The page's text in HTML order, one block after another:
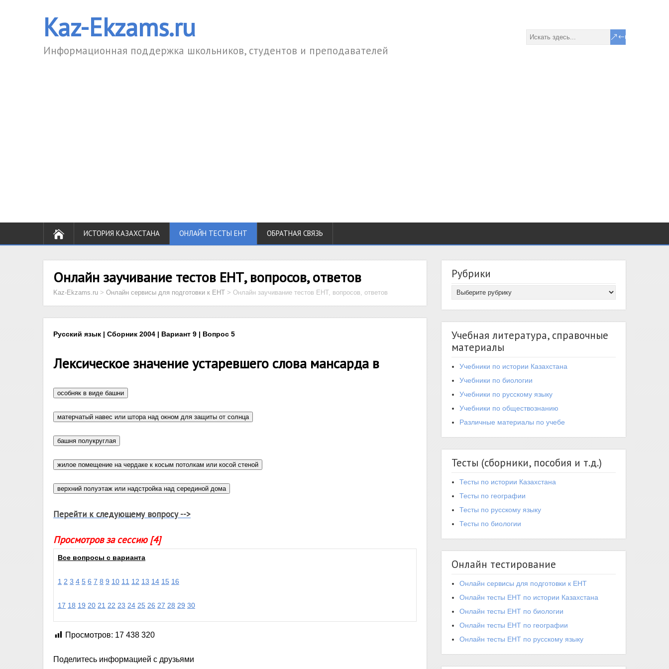
Kaz-Ekzams.ru
Информационная поддержка школьников, студентов и преподавателей
ИСТОРИЯ КАЗАХСТАНА ОНЛАЙН ТЕСТЫ ЕНТ ОБРАТНАЯ СВЯЗЬ
Онлайн заучивание тестов ЕНТ, вопросов, ответов
Kaz-Ekzams.ru > Онлайн сервисы для подготовки к ЕНТ > Онлайн заучивание тестов ЕНТ, вопросов, ответов
Русский язык | Сборник 2004 | Вариант 9 | Вопрос 5
Лексическое значение устаревшего слова мансарда в
Перейти к следующему вопросу -->
Просмотров за сессию [4]
Все вопросы с варианта
1 2 3 4 5 6 7 8 9 10 11 12 13 14 15 16
17 18 19 20 21 22 23 24 25 26 27 28 29 30
Просмотров: 17 438 320
Поделитесь информацией с друзьями
Рубрики
Учебная литература, справочные
материалы
Учебники по истории Казахстана
Учебники по биологии
Учебники по русскому языку
Учебники по обществознанию
Различные материалы по учебе
Тесты (сборники, пособия и т.д.)
Тесты по истории Казахстана
Тесты по географии
Тесты по русскому языку
Тесты по биологии
Онлайн тестирование
Онлайн сервисы для подготовки к ЕНТ
Онлайн тесты ЕНТ по истории Казахстана
Онлайн тесты ЕНТ по биологии
Онлайн тесты ЕНТ по географии
Онлайн тесты ЕНТ по русскому языку